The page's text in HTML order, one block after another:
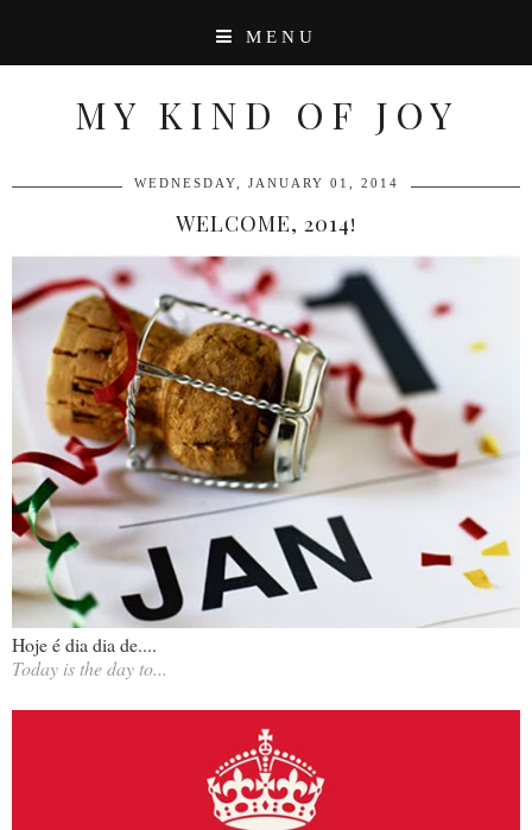
MENU
MY KIND OF JOY
WEDNESDAY, JANUARY 01, 2014
WELCOME, 2014!
Hoje é dia dia de....
Today is the day to...